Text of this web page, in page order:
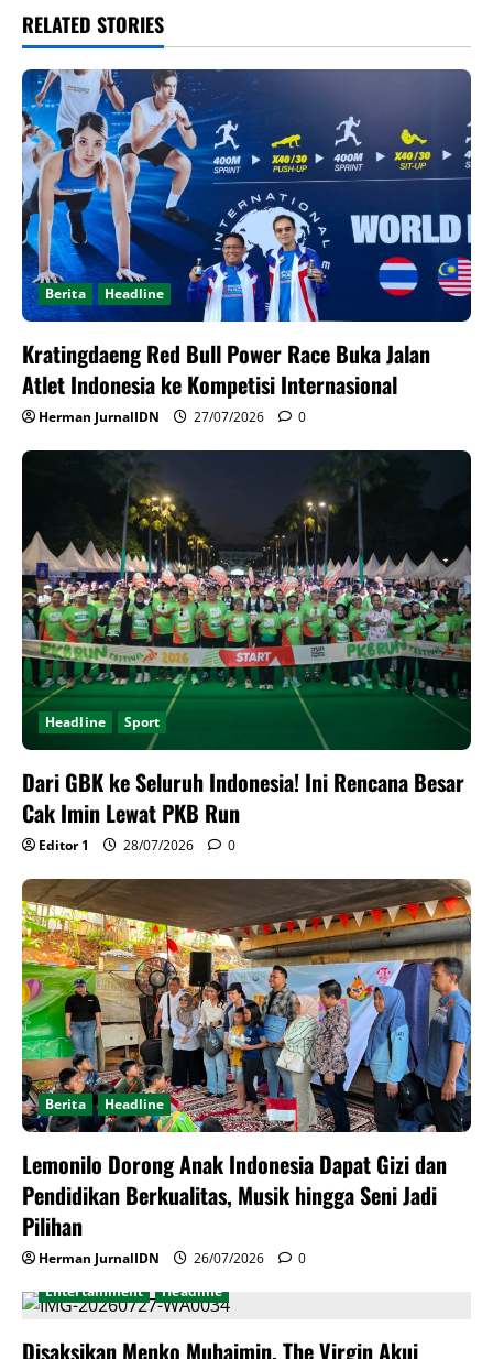
RELATED STORIES
Berita Headline
Kratingdaeng Red Bull Power Race Buka Jalan
Atlet Indonesia ke Kompetisi Internasional
Herman JurnalIDN 27/07/2026 0
Headline Sport
Dari GBK ke Seluruh Indonesia! Ini Rencana Besar
Cak Imin Lewat PKB Run
Editor 1 28/07/2026 0
Berita Headline
Lemonilo Dorong Anak Indonesia Dapat Gizi dan
Pendidikan Berkualitas, Musik hingga Seni Jadi
Pilihan
Herman JurnalIDN 26/07/2026
0
Entertainment
Headline
Disaksikan Menko Muhaimin, The Virgin Akui